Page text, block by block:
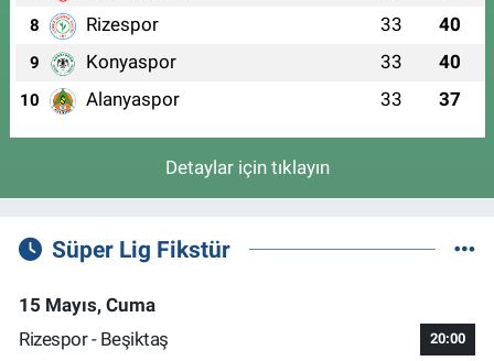
8 Rizespor 33 40
9 Konyaspor 33 40
10 Alanyaspor 33 37
Detaylar için tıklayın
Süper Lig Fikstür
15 Mayıs, Cuma
Rizespor - Beşiktaş
20:00